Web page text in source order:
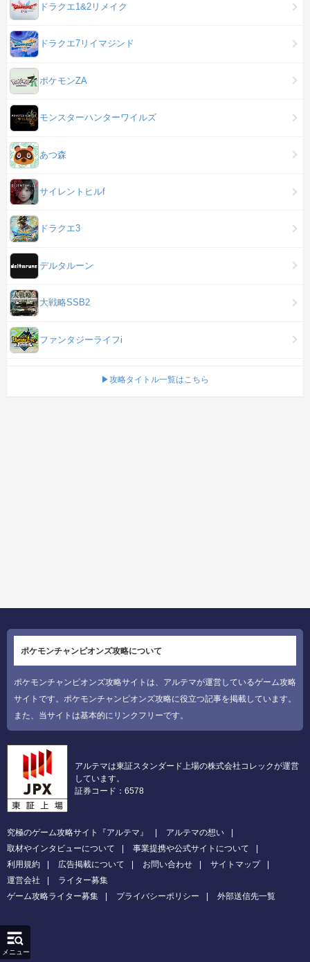
ドラクエ1&2リメイク
ドラクエ7リイマジンド
ポケモンZA
モンスターハンターワイルズ
あつ森
サイレントヒルf
ドラクエ3
デルタルーン
大戦略SSB2
ファンタジーライフi
▶攻略タイトル一覧はこちら
ポケモンチャンピオンズ攻略について
ポケモンチャンピオンズ攻略サイトは、アルテマが運営しているゲーム攻略
サイトです。ポケモンチャンピオンズ攻略に役立つ記事を掲載しています。
また、当サイトは基本的にリンクフリーです。
アルテマは東証スタンダード上場の株式会社コレックが運営
しています。
証券コード：6578
究極のゲーム攻略サイト『アルテマ』
アルテマの想い
取材やインタビューについて
事業提携や公式サイトについて
利用規約
広告掲載について お問い合わせ
サイトマップ
運営会社
ライター募集
ゲーム攻略ライター募集
プライバシーポリシー 外部送信先一覧
メニュー